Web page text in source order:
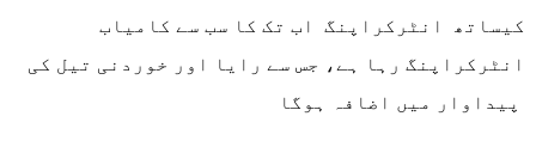
کیساتھ انٹرکراپنگ اب تک کا سب سے کامیاب
انٹرکراپنگ رہا ہے، جس سے رایا اور خوردنی تیل کی